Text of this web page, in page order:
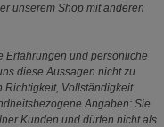
unserem Shop mit anderen
Erfahrungen und persönliche
diese Aussagen nicht zu
Richtigkeit, Vollständigkeit
Angaben: Sie
Kunden und dürfen nicht als